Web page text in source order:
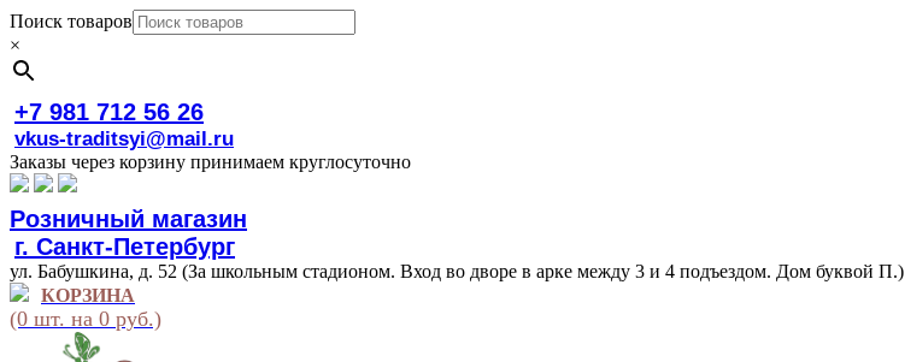
Поиск товаров
×
+7 981 712 56 26
vkus-traditsyi@mail.ru
Заказы через корзину принимаем круглосуточно
Розничный магазин
г. Санкт-Петербург
ул. Бабушкина, д. 52 (За школьным стадионом. Вход во дворе в арке между 3 и 4 подъездом. Дом буквой П.)
КОРЗИНА
(0 шт. на 0 руб.)